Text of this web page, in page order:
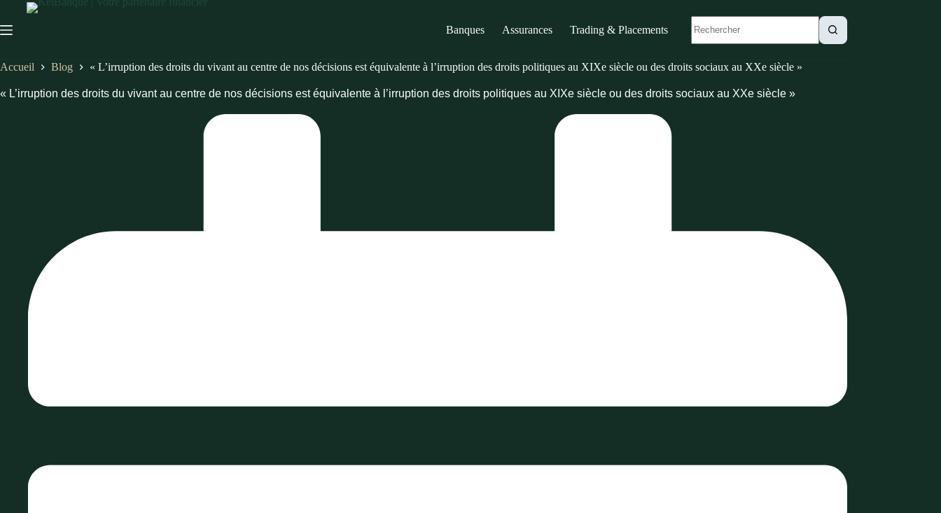
Passer
contenu
Banques Assurances Trading & Placements
Accueil Blog « L’irruption des droits du vivant au centre de nos décisions est équivalente à l’irruption des droits politiques au XIXe siècle ou des droits sociaux au XXe siècle »
« L’irruption des droits du vivant au centre de nos décisions est équivalente à l’irruption des droits politiques au XIXe siècle ou des droits sociaux au XXe siècle »